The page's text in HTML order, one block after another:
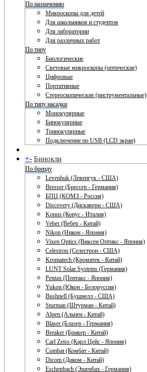
По назначению
Микроскопы для детей
Для школьников и студентов
Для лаборатории
Для различных работ
По типу
Биологические
Световые микроскопы (оптические)
Цифровые
Портативные
Стереоскопические (инструментальные)
По типу насадки
Монокулярные
Бинокулярные
Тринокулярные
Подключение по USB (LCD экран)
+- Бинокли
По бренду
Levenhuk (Левенгук - США)
Bresser (Брессер - Германия)
БПЦ (КОМЗ - Россия)
Discovery (Дискавери - США)
Konus (Конус - Италия)
Veber (Вебер - Китай)
Nikon (Никон - Япония)
Vixen Optics (Виксен Оптикс - Япония)
Celestron (Селестрон - США)
Kromatech (Кроматек - Китай)
LUNT Solar Systems (Германия)
Pentax (Пентакс - Япония)
Yukon (Юкон - Белоруссия)
Bushnell (Бушнелл - США)
Sturman (Штурман - Китай)
Alpen (Альпен - Китай)
Blaser (Блазер - Германия)
Breaker (Брикер - Китай)
Carl Zeiss (Карл Цейс - Япония)
Combat (Комбат - Китай)
Dicom (Диком - Китай)
Eschenbach (Эшенбах - Германия)